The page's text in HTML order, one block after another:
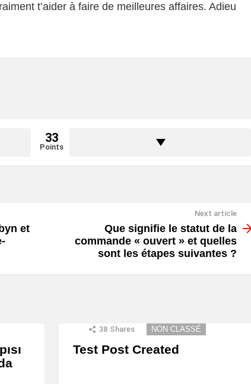
t’aider à faire de meilleures affaires. Adieu
33
Points
et
Next article
Que signifie le statut de la
commande « ouvert » et quelles
sont les étapes suivantes ?
38 Shares NON CLASSÉ
Test Post Created